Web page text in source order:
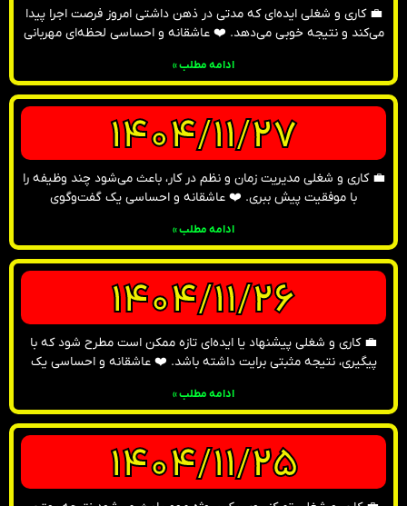
💼 کاری و شغلی ایده‌ای که مدتی در ذهن داشتی امروز فرصت اجرا پیدا
می‌کند و نتیجه خوبی می‌دهد. ❤️ عاشقانه و احساسی لحظه‌ای مهربانی
ادامه مطلب »
1404/11/27
💼 کاری و شغلی مدیریت زمان و نظم در کار، باعث می‌شود چند وظیفه را
با موفقیت پیش ببری. ❤️ عاشقانه و احساسی یک گفت‌وگوی
ادامه مطلب »
1404/11/26
💼 کاری و شغلی پیشنهاد یا ایده‌ای تازه ممکن است مطرح شود که با
پیگیری، نتیجه مثبتی برایت داشته باشد. ❤️ عاشقانه و احساسی یک
ادامه مطلب »
1404/11/25